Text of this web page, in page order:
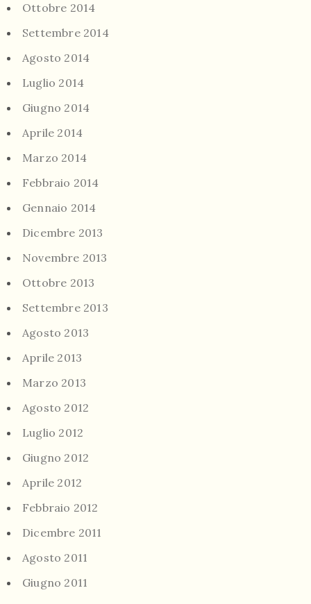
Ottobre 2014
Settembre 2014
Agosto 2014
Luglio 2014
Giugno 2014
Aprile 2014
Marzo 2014
Febbraio 2014
Gennaio 2014
Dicembre 2013
Novembre 2013
Ottobre 2013
Settembre 2013
Agosto 2013
Aprile 2013
Marzo 2013
Agosto 2012
Luglio 2012
Giugno 2012
Aprile 2012
Febbraio 2012
Dicembre 2011
Agosto 2011
Giugno 2011